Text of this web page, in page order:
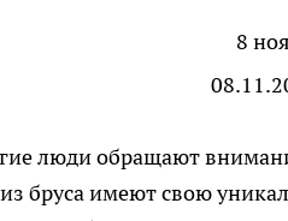
8
люди обращают
бруса имеют свою